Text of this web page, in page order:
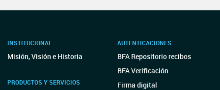
INSTITUCIONAL
Misión, Visión e Historia
PRODUCTOS Y SERVICIOS
AUTENTICACIONES
BFA Repositorio recibos
BFA Verificación
Firma digital